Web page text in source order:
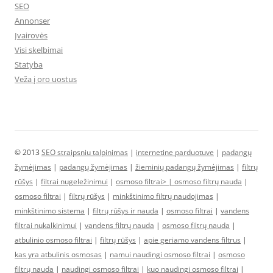
SEO
Annonser
Įvairovės
Visi skelbimai
Statyba
Veža į oro uostus
© 2013 SEO straipsniu talpinimas | internetine parduotuve | padangų
žymėjimas | padangų žymėjimas | žieminių padangų žymėjimas | filtrų
rūšys | filtrai nugeležinimui | osmoso filtrai> | osmoso filtrų nauda |
osmoso filtrai | filtrų rūšys | minkštinimo filtrų naudojimas |
minkštinimo sistema | filtrų rūšys ir nauda | osmoso filtrai | vandens
filtrai nukalkinimui | vandens filtrų nauda | osmoso filtrų nauda |
atbulinio osmoso filtrai | filtrų rūšys | apie geriamo vandens filtrus |
kas yra atbulinis osmosas | namui naudingi osmoso filtrai | osmoso
filtrų nauda | naudingi osmoso filtrai | kuo naudingi osmoso filtrai |